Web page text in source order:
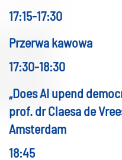
17:15-17:30
Przerwa kawowa
17:30-18:30
„Does AI upend
prof. dr Claesa de
Amsterdam
18:45